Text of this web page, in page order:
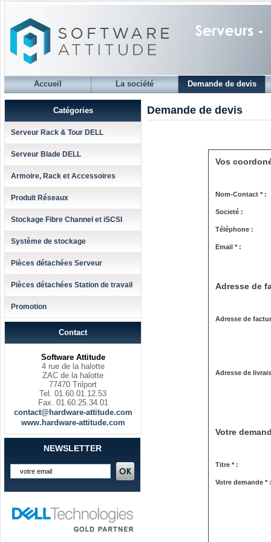
Accueil La société Demande de devis
Catégories
Serveur Rack & Tour DELL
Serveur Blade DELL
Armoire, Rack et Accessoires
Produit Réseaux
Stockage Fibre Channel et iSCSI
Système de stockage
Pièces détachées Serveur
Pièces détachées Station de travail
Promotion
Contact
Software Attitude
4 rue de la halotte
ZAC de la halotte
77470 Trilport
Tel. 01.60.01.12.53
Fax. 01.60.25.34.01
contact@hardware-attitude.com
www.hardware-attitude.com
NEWSLETTER
Demande de devis
Vos
Nom-Contact * :
Societé :
Téléphone :
Email * :
Adresse de
Adresse de
Adresse de
Votre
Titre * :
Votre demande * :